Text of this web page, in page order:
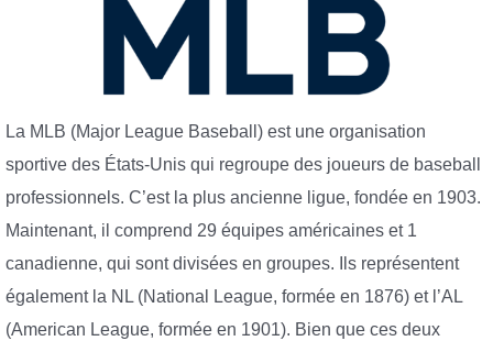
La MLB (Major League Baseball) est une organisation
sportive des États-Unis qui regroupe des joueurs de baseball
professionnels. C’est la plus ancienne ligue, fondée en 1903.
Maintenant, il comprend 29 équipes américaines et 1
canadienne, qui sont divisées en groupes. Ils représentent
également la NL (National League, formée en 1876) et l’AL
(American League, formée en 1901). Bien que ces deux